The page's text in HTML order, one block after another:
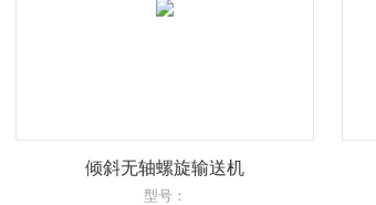
倾斜无轴螺旋输送机
型号：